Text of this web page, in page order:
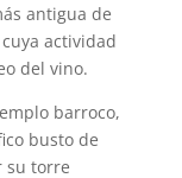
antigua de
actividad
del vino.
barroco,
busto de
su torre